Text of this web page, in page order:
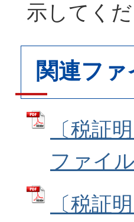
示してくだ
関連ファ
〔税証
ファイ
〔税証